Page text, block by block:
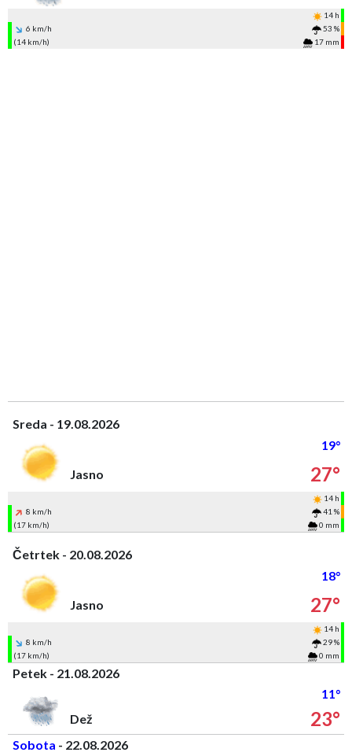
14 h
6 km/h
53 %
(14 km/h)
17 mm
Sreda - 19.08.2026
19°
Jasno
27°
14 h
8 km/h
41 %
(17 km/h)
0 mm
Četrtek - 20.08.2026
18°
Jasno
27°
14 h
8 km/h
29 %
(17 km/h)
0 mm
Petek - 21.08.2026
11°
Dež
23°
Sobota - 22.08.2026